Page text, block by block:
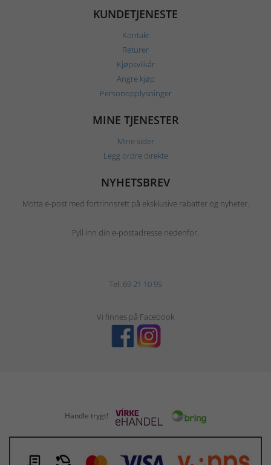
KUNDETJENESTE
Kontakt
Returer
Kjøpsvilkår
Angre kjøp
Personopplysninger
MINE TJENESTER
Mine sider
Legg ordre direkte
NYHETSBREV
Motta e-post med fortrinnsrett på eksklusive rabatter og nyheter.
Fyll inn din e-postadresse nedenfor.
Tel: 69 21 10 95
Vi finnes på Facebook
Handle trygt!